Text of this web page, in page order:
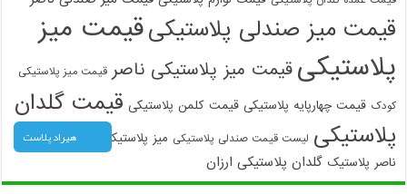
قیمت میز صندلی پلاستیکیقیمت میز
پلاستیکی قیمت میز پلاستیکی ناصر قیمت میز پلاستیکی
کودک قیمت چهارپایه پلاستیکی قیمت کلمن پلاستیکی قیمت گلدان
پلاستیکی لیست قیمت صندلی پلاستیکی میز پلاستیکی ارزان کارخانه
ناصر پلاستیک گلدان پلاستیکی ارزان
هیراد پلاست